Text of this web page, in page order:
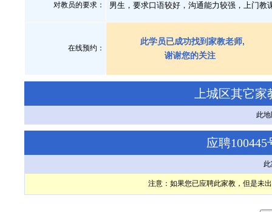
对教员的要求： 男生，要求口语较好，沟通能力较强，上门教
在线预约：
此学员已成功找到家教老师,
谢谢您的关注
上城区其它
此
应聘
注意：如果您已应聘此家教，但是未